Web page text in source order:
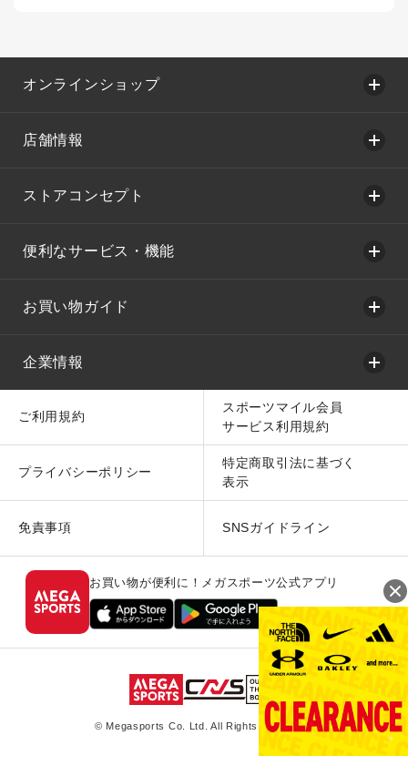
オンラインショップ
店舗情報
ストアコンセプト
便利なサービス・機能
お買い物ガイド
企業情報
ご利用規約
スポーツマイル会員
サービス利用規約
プライバシーポリシー
特定商取引法に基づく
表示
免責事項 SNSガイドライン
お買い物が便利に！メガスポーツ公式アプリ
© Megasports Co. Ltd. All Rights Reserved.